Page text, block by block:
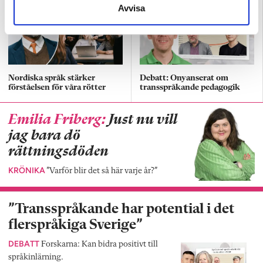
Avvisa
Nordiska språk stärker
förståelsen för våra rötter
Debatt: Onyanserat om
transspråkande pedagogik
Emilia Friberg: Just nu vill
jag bara dö
rättningsdöden
KRÖNIKA ”Varför blir det så här varje år?”
”Transspråkande har potential i det
flerspråkiga Sverige”
DEBATT Forskarna: Kan bidra positivt till
språkinlärning.